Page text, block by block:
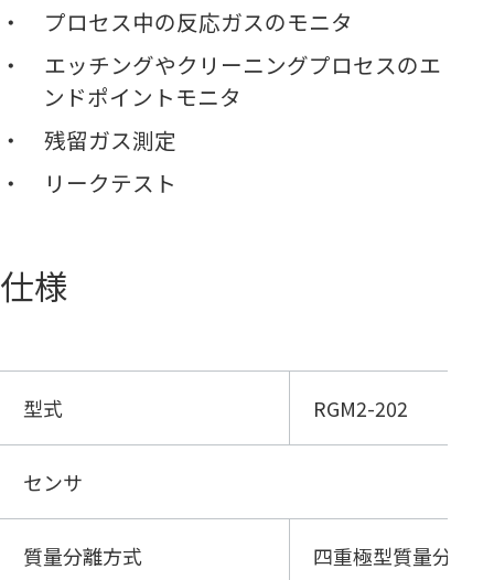
プロセス中の反応ガスのモニタ
エッチングやクリーニングプロセスのエ
ンドポイントモニタ
残留ガス測定
リークテスト
仕様
型式 RGM2-202
センサ
質量分離方式 四重極型質量分析計